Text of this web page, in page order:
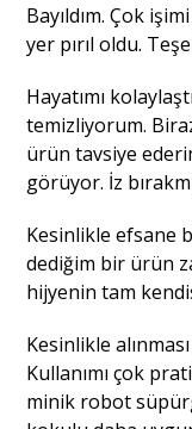
Bayıldım. Çok
yer pırıl oldu.
Hayatımı
temizliyorum.
ürün tavsiye
görüyor. İz
Kesinlikle efsane
dediğim bir ürün
hijyenin tam
Kesinlikle
Kullanımı çok
minik robot